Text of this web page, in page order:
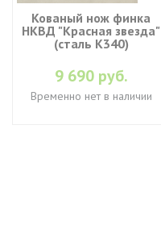
Кованый нож финка
НКВД "Красная звезда"
(cталь K340)
9 690 руб.
Временно нет в наличии